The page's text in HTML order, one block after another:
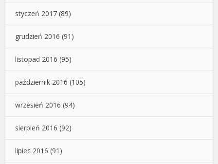
styczeń 2017 (89)
grudzień 2016 (91)
listopad 2016 (95)
październik 2016 (105)
wrzesień 2016 (94)
sierpień 2016 (92)
lipiec 2016 (91)